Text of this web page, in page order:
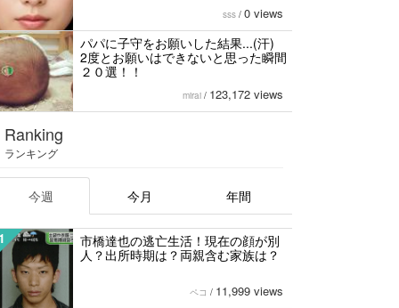
sss / 0 views
パパに子守をお願いした結果...(汗)
2度とお願いはできないと思った瞬間
２０選！！
mirai / 123,172 views
Ranking
ランキング
今週 今月 年間
市橋達也の逃亡生活！現在の顔が別
人？出所時期は？両親含む家族は？
ペコ / 11,999 views